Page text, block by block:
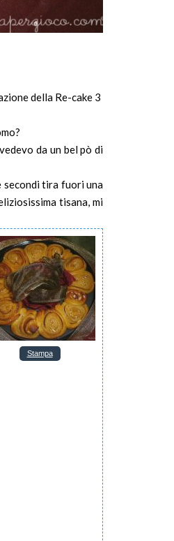
della Re-cake 3
da un bel pò di
secondi tira fuori una
tisana, mi
Stampa